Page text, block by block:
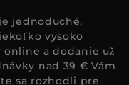
je jednoduché,
vysoko
online a dodanie už
nad 39 € Vám
sa rozhodli pre